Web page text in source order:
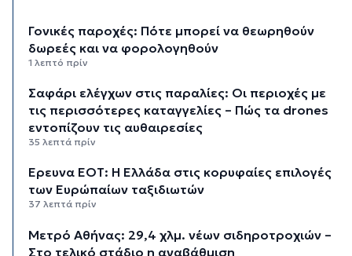
Γονικές παροχές: Πότε μπορεί να θεωρηθούν
δωρεές και να φορολογηθούν
1 λεπτό πρίν
Σαφάρι ελέγχων στις παραλίες: Οι περιοχές με
τις περισσότερες καταγγελίες – Πώς τα drones
εντοπίζουν τις αυθαιρεσίες
35 λεπτά πρίν
Έρευνα ΕΟΤ: Η Ελλάδα στις κορυφαίες επιλογές
των Ευρώπαίων ταξιδιωτών
37 λεπτά πρίν
Μετρό Αθήνας: 29,4 χλμ. νέων σιδηροτροχιών –
Στο τελικό στάδιο η αναβάθμιση